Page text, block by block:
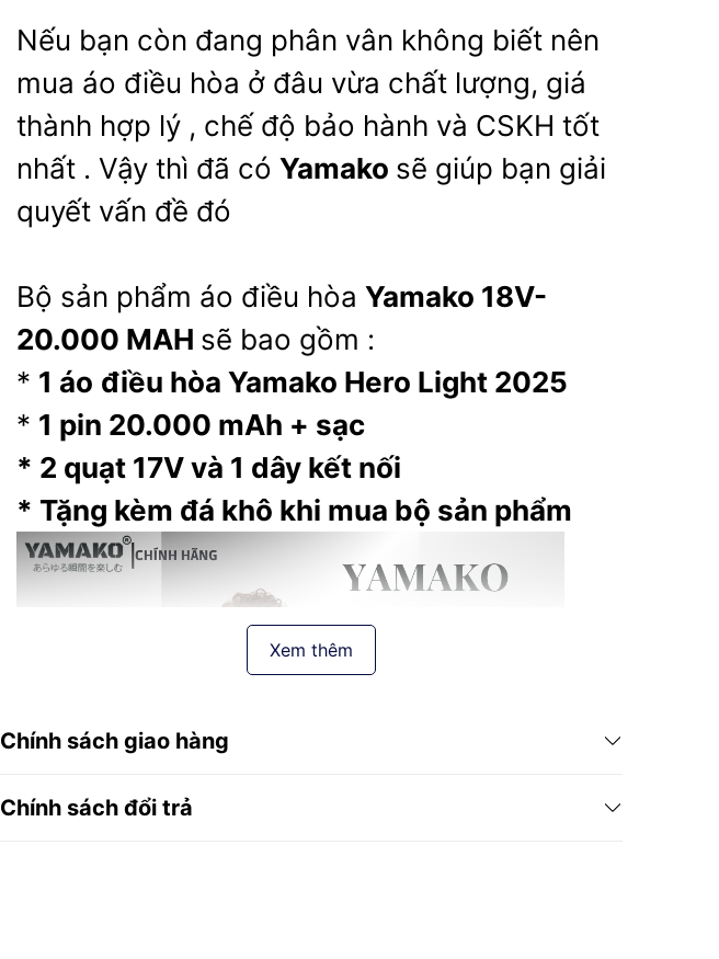
Nếu bạn còn đang phân vân không biết nên
mua áo điều hòa ở đâu vừa chất lượng, giá
thành hợp lý , chế độ bảo hành và CSKH tốt
nhất . Vậy thì đã có Yamako sẽ giúp bạn giải
quyết vấn đề đó
Bộ sản phẩm áo điều hòa Yamako 18V-
20.000 MAH sẽ bao gồm :
* 1 áo điều hòa Yamako Hero Light 2025
* 1 pin 20.000 mAh + sạc
* 2 quạt 17V và 1 dây kết nối
* Tặng kèm đá khô khi mua bộ sản phẩm
Xem thêm
Chính sách giao hàng
Chính sách đổi trả